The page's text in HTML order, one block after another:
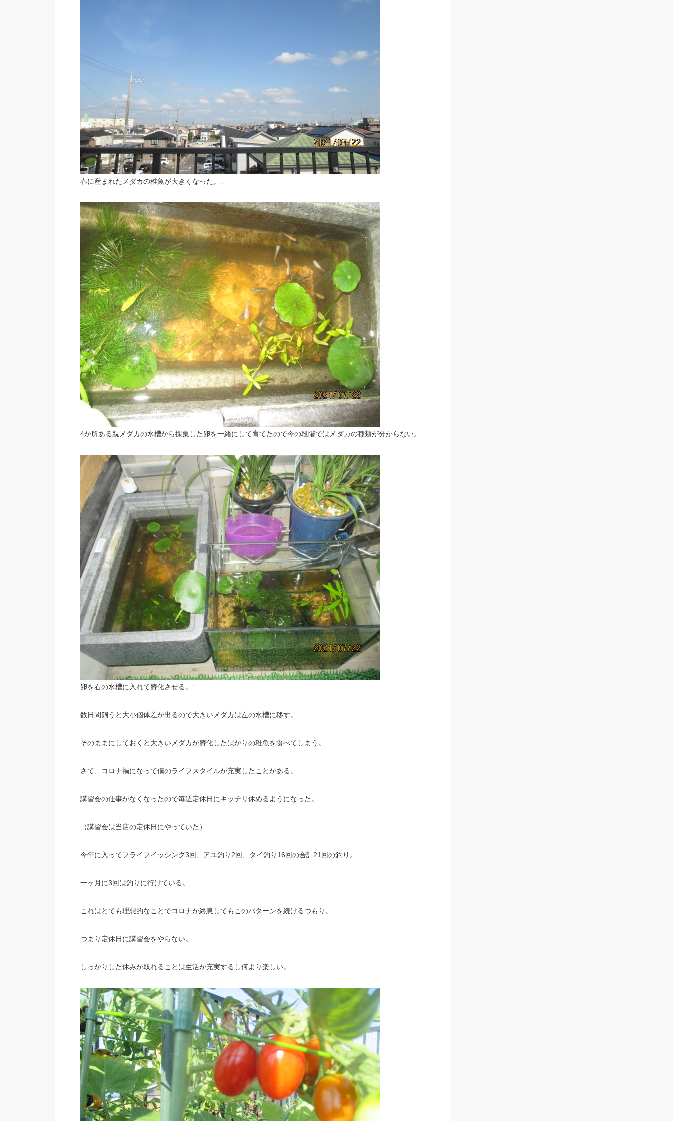
春に産まれたメダカの稚魚が大きくなった。↓
4か所ある親メダカの水槽から採集した卵を一緒にして育てたので今の段階ではメダカの種類が分からない。
卵を右の水槽に入れて孵化させる。↑
数日間飼うと大小個体差が出るので大きいメダカは左の水槽に移す。
そのままにしておくと大きいメダカが孵化したばかりの稚魚を食べてしまう。
さて、コロナ禍になって僕のライフスタイルが充実したことがある。
講習会の仕事がなくなったので毎週定休日にキッチリ休めるようになった。
（講習会は当店の定休日にやっていた）
今年に入ってフライフイッシング3回、アユ釣り2回、タイ釣り16回の合計21回の釣り。
一ヶ月に3回は釣りに行けている。
これはとても理想的なことでコロナが終息してもこのパターンを続けるつもり。
つまり定休日に講習会をやらない。
しっかりした休みが取れることは生活が充実するし何より楽しい。